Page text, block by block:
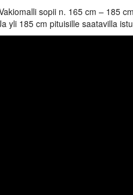
sopii n. 165 cm – 185
yli 185 cm pituisille saatavilla